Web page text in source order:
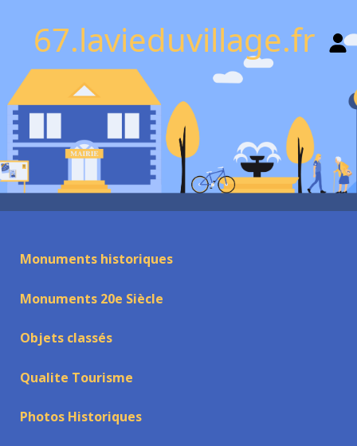
67.lavieduvillage.fr
Monuments historiques
Monuments 20e Siècle
Objets classés
Qualite Tourisme
Photos Historiques